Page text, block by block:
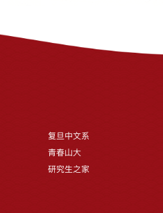
复旦中文系
青春山大
研究生之家